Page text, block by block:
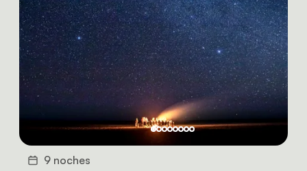
9 noches